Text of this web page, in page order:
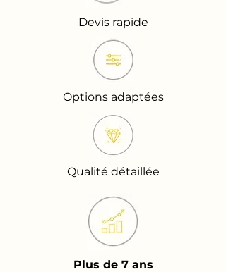
Devis rapide
Options adaptées
Qualité détaillée
Plus de 7 ans